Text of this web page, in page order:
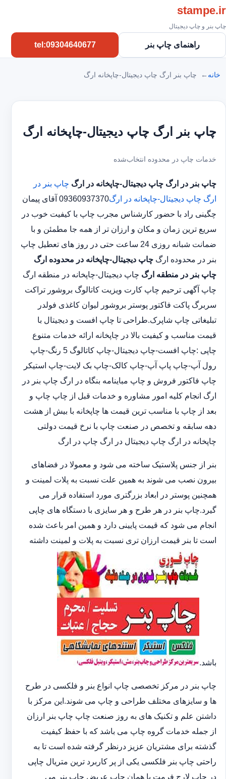
stampe.ir
چاپ بنر و چاپ دیجیتال
راهنمای چاپ بنر tel:09304640677
خانه چاپ بنر ارگ چاپ دیجیتال-چاپخانه ارگ
چاپ بنر ارگ چاپ دیجیتال-چاپخانه ارگ
خدمات چاپ در محدوده انتخاب‌شده
چاپ بنر در ارگ چاپ دیجیتال-چاپخانه در ارگ چاپ بنر در
ارگ چاپ دیجیتال-چاپخانه در ارگ
09360937370 آقای پیمان
چگینی راد با حضور کارشناس مجرب چاپ با کیفیت خوب در
سریع ترین زمان و مکان و ارزان تر از همه جا مطمئن و با
ضمانت شبانه روزی 24 ساعت حتی در روز های تعطیل چاپ
بنر در محدوده ارگ چاپ دیجیتال-چاپخانه در محدوده ارگ
چاپ بنر در منطقه ارگ چاپ دیجیتال-چاپخانه در منطقه ارگ
چاپ آگهی ترحیم چاپ کارت ویزیت کاتالوگ بروشور تراکت
سربرگ پاکت فاکتور پوستر بروشور لیوان کاغذی فولدر
تبلیغاتی چاپ شاپرک.طراحی تا چاپ افست و دیجیتال با
قیمت مناسب و کیفیت بالا در چاپخانه ارائه خدمات متنوع
چاپی :چاپ افست-چاپ دیجیتال-چاپ کاتالوگ 5 رنگ-چاپ
رول آپ-چاپ پاپ آپ-چاپ کالک-چاپ بک لایت-چاپ استیکر
چاپ فاکتور فروش و چاپ مباینامه بنگاه در ارگ چاپ بنر در
ارگ انجام کلیه امور مشاوره و خدمات قبل از چاپ چاپ و
بعد از چاپ با مناسب ترین قیمت ها چاپخانه با بیش از هشت
دهه سابقه و تخصص در صنعت چاپ با نرخ قیمت دولتی
چاپخانه در ارگ چاپ دیجیتال در ارگ چاپ در ارگ
بنر از جنس پلاستیک ساخته می شود و معمولا در فضاهای
بیرون نصب می شوند به همین علت نسبت به پلات لمینت و
همچنین پوستر در ابعاد بزرگتری مورد استفاده قرار می
گیرد.چاپ بنر در هر طرح و هر سایزی با دستگاه های چاپی
انجام می شود که قیمت پایینی دارد و همین امر باعث شده
است تا بنر قیمت ارزان تری نسبت به پلات و لمینت داشته
باشد.
چاپ بنر در مرکز تخصصی چاپ انواع بنر و فلکسی در طرح
ها و سایزهای مختلف طراحی و چاپ می شوند.این مرکز با
داشتن علم و تکنیک های به روز صنعت چاپ چاپ بنر ارزان
از جمله خدمات گروه چاپ می باشد که با حفظ کیفیت
گذشته برای مشتریان عزیز درنظر گرفته شده است تا به
راحتی چاپ بنر فلکسی یکی از پر کاربرد ترین متریال چاپی
در چاپ لارج فرمت یا همان چاپ عریض چاپ بنر می